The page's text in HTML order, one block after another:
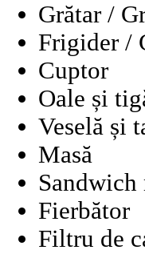
Grătar /
Frigider /
Cuptor
Oale și
Veselă și
Masă
Sandwich
Fierbător
Filtru de